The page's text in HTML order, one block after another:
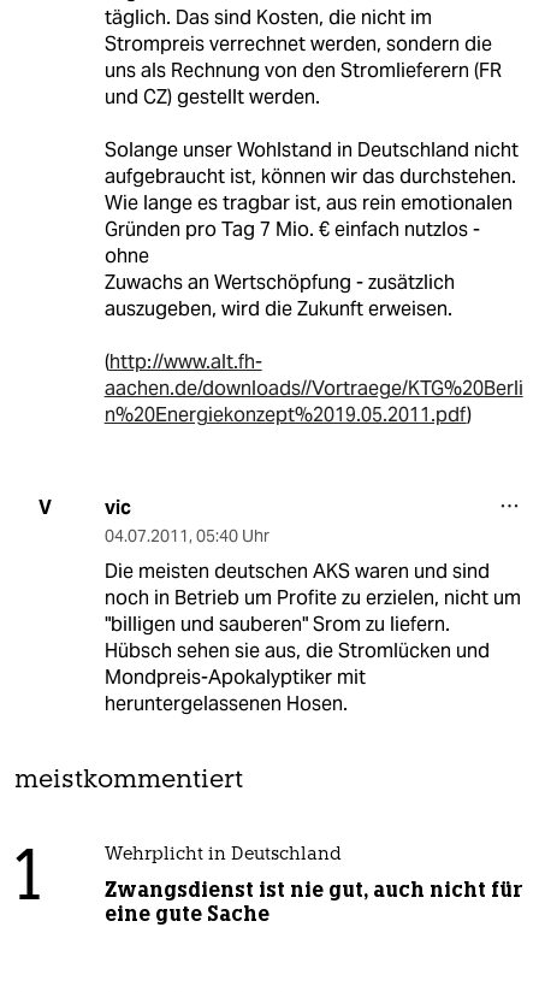
täglich. Das sind Kosten, die nicht im
Strompreis verrechnet werden, sondern die
uns als Rechnung von den Stromlieferern (FR
und CZ) gestellt werden.
Solange unser Wohlstand in Deutschland nicht
aufgebraucht ist, können wir das durchstehen.
Wie lange es tragbar ist, aus rein emotionalen
Gründen pro Tag 7 Mio. € einfach nutzlos -
ohne
Zuwachs an Wertschöpfung - zusätzlich
auszugeben, wird die Zukunft erweisen.
(http://www.alt.fh-
aachen.de/downloads//Vortraege/KTG%20Berli
n%20Energiekonzept%2019.05.2011.pdf)
V vic
04.07.2011, 05:40 Uhr
Die meisten deutschen AKS waren und sind
noch in Betrieb um Profite zu erzielen, nicht um
"billigen und sauberen" Srom zu liefern.
Hübsch sehen sie aus, die Stromlücken und
Mondpreis-Apokalyptiker mit
heruntergelassenen Hosen.
meistkommentiert
1 Wehrplicht in Deutschland
Zwangsdienst ist nie gut, auch nicht für
eine gute Sache